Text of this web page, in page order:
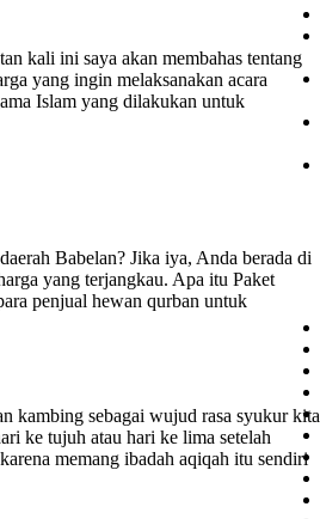
kali ini saya akan membahas tentang
yang ingin melaksanakan acara
Islam yang dilakukan untuk
Babelan? Jika iya, Anda berada di
yang terjangkau. Apa itu Paket
penjual hewan qurban untuk
kambing sebagai wujud rasa syukur kita
ke tujuh atau hari ke lima setelah
memang ibadah aqiqah itu sendiri